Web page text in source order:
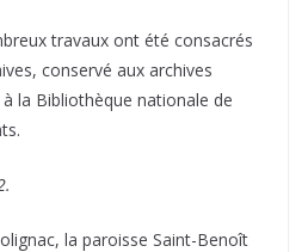
travaux ont été consacrés
conservé aux archives
la Bibliothèque nationale de
la paroisse Saint-Benoît